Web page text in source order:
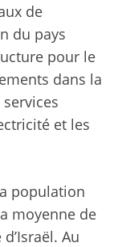
de
du pays
pour le
dans la
et les
population
moyenne de
Au